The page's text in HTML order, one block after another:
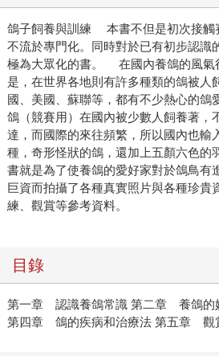
鴿子飼養與訓練 本書不但是初次接觸
不流於專門化。同時對於已有初步認識
極為大眾化的書。 在國內養鴿的風氣
是，在世界各地則有許多種類的鴿被人
國、美國、蘇聯等，都有不少熱心的
鴿（競賽用）在國內被少數人飼養著，
達，而國際的來往頻繁，所以國內也輸
種，奇形怪狀的鴿，還加上五顏六色的
書就是為了使養鴿的愛好家對於鴿鳥有
巨資而拍攝了各種真實照片與各種珍貴
練、觀賞等參考資料。
目錄
第一章 認識養鴿常識 第二章 養鴿的
第四章 鴿的疾病和治療法 第五章 觀